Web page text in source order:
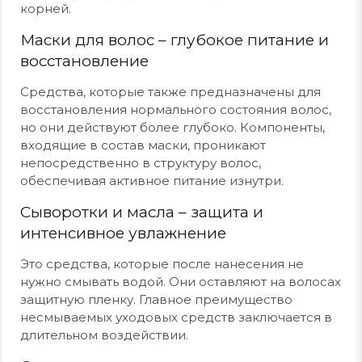
корней.
Маски для волос – глубокое питание и
восстановление
Средства, которые также предназначены для
восстановления нормального состояния волос,
но они действуют более глубоко. Компоненты,
входящие в состав маски, проникают
непосредственно в структуру волос,
обеспечивая активное питание изнутри.
Сыворотки и масла – защита и
интенсивное увлажнение
Это средства, которые после нанесения не
нужно смывать водой. Они оставляют на волосах
защитную пленку. Главное преимущество
несмываемых уходовых средств заключается в
длительном воздействии.